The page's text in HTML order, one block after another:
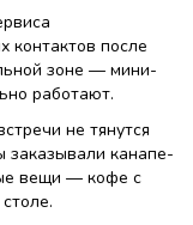
контактов после
зоне — мини-
работают.
не тянутся
заказывали канапе-
вещи — кофе с